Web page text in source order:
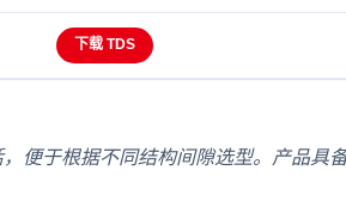
下载 TDS
便于根据不同结构间隙选型。产品具